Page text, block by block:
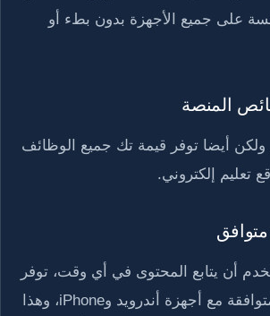
على جميع الأجهزة بدون بطء أو
المنصة
أيضا توفر قيمة تك جميع الوظائف
تعليم إلكتروني.
أن يتابع المحتوى في أي وقت، توفر
قيمة تك تطبيقات متوافقة مع أجهزة أندرويد وiPhone، وهذا